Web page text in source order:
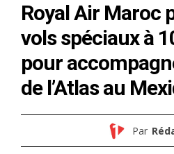
Royal Air Maroc
vols spéciaux à
pour
de l’Atlas au
Par